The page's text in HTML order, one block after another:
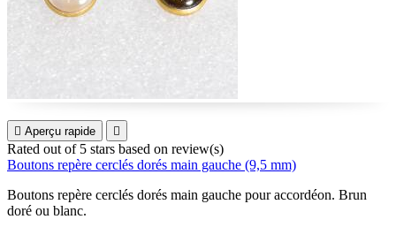
 Aperçu rapide 
Rated out of 5 stars based on review(s)
Boutons repère cerclés dorés main gauche (9,5 mm)
Boutons repère cerclés dorés main gauche pour accordéon. Brun
doré ou blanc.